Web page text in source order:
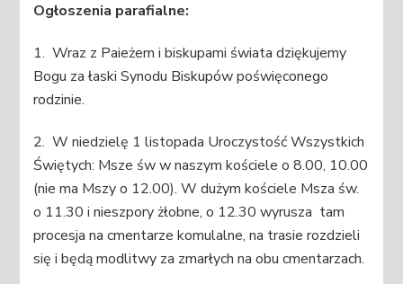
Ogłoszenia parafialne:
1. Wraz z Paieżem i biskupami świata dziękujemy
Bogu za łaski Synodu Biskupów poświęconego
rodzinie.
2. W niedzielę 1 listopada Uroczystość Wszystkich
Świętych: Msze św w naszym kościele o 8.00, 10.00
(nie ma Mszy o 12.00). W dużym kościele Msza św.
o 11.30 i nieszpory żłobne, o 12.30 wyrusza tam
procesja na cmentarze komulalne, na trasie rozdzieli
się i będą modlitwy za zmarłych na obu cmentarzach.